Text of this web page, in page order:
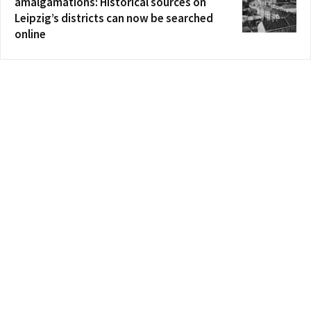
Leipzig’s districts can now be searched
online